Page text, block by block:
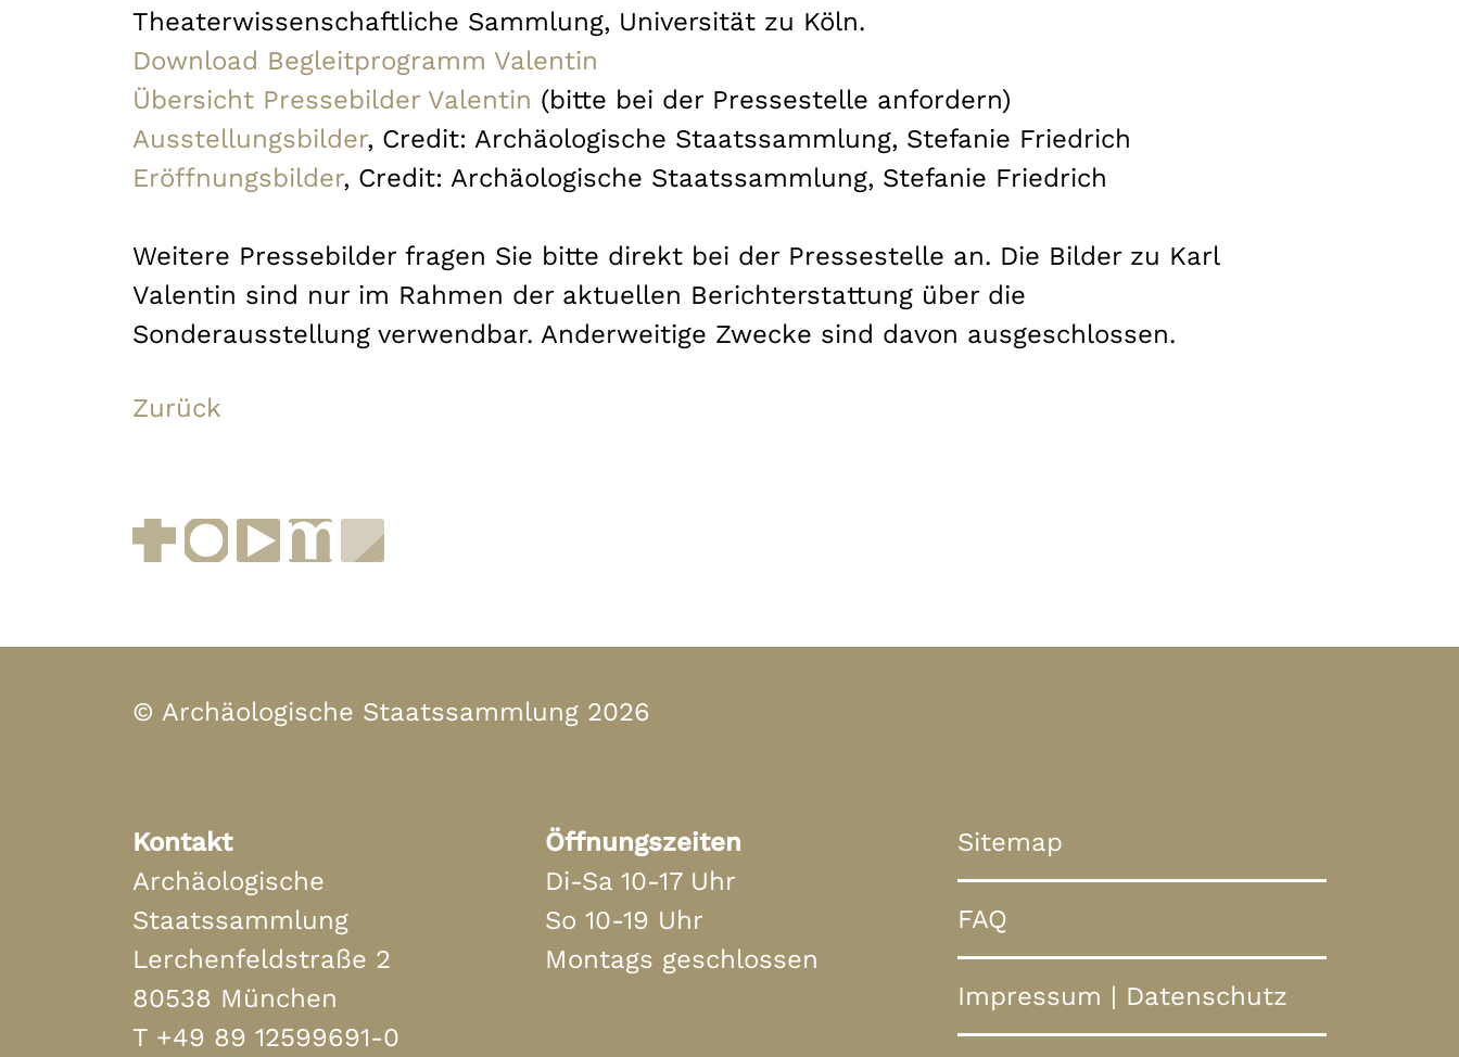
Theaterwissenschaftliche Sammlung, Universität zu Köln.
Download Begleitprogramm Valentin
Übersicht Pressebilder Valentin (bitte bei der Pressestelle anfordern)
Ausstellungsbilder, Credit: Archäologische Staatssammlung, Stefanie Friedrich
Eröffnungsbilder, Credit: Archäologische Staatssammlung, Stefanie Friedrich
Weitere Pressebilder fragen Sie bitte direkt bei der Pressestelle an. Die Bilder zu Karl
Valentin sind nur im Rahmen der aktuellen Berichterstattung über die
Sonderausstellung verwendbar. Anderweitige Zwecke sind davon ausgeschlossen.
Zurück
Facebook
Instagram
YouTubemuenchen.de
Museen in Bayern
© Archäologische Staatssammlung 2026
Kontakt
Archäologische
Staatssammlung
Lerchenfeldstraße 2
80538 München
T +49 89 12599691-0
Öffnungszeiten
Di-Sa 10-17 Uhr
So 10-19 Uhr
Montags geschlossen
Sitemap
FAQ
Impressum | Datenschutz